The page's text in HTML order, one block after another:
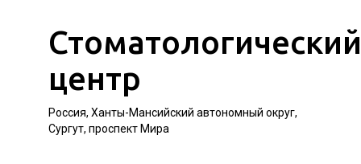
Стоматологический
центр
Россия, Ханты-Мансийский автономный округ,
Сургут, проспект Мира